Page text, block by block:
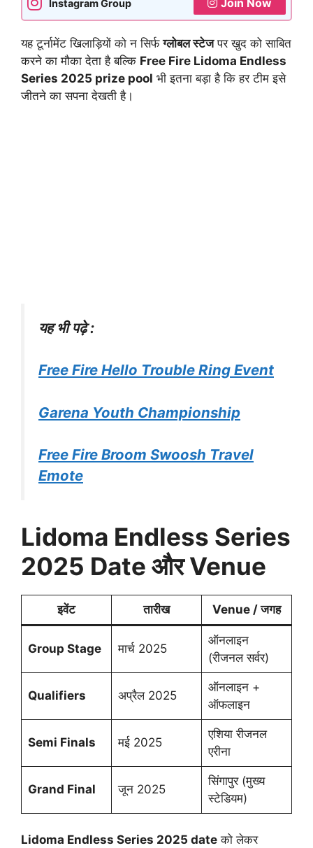
Instagram Group Join Now
यह टूर्नामेंट खिलाड़ियों को न सिर्फग्लोबल स्टेजपर खुद को साबित
करने का मौका देता है बल्कि Free Fire Lidoma Endless
Series 2025 prize pool भी इतना बड़ा है कि हर टीम इसे
जीतने का सपना देखती है।
यह भी पढ़े :
Free Fire Hello Trouble Ring Event
Garena Youth Championship
Free Fire Broom Swoosh Travel
Emote
Lidoma Endless Series
2025 Date और Venue
इवेंट तारीख Venue / जगह
Group Stage मार्च 2025
ऑनलाइन
(रीजनल सर्वर)
Qualifiers अप्रैल 2025
ऑनलाइन +
ऑफलाइन
Semi Finals मई 2025
एशिया रीजनल
एरीना
Grand Final जून 2025
सिंगापुर (मुख्य
स्टेडियम)
Lidoma Endless Series 2025 date को लेकर